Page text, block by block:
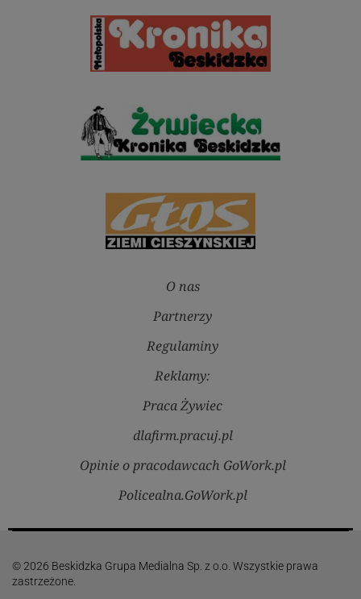
O nas
Partnerzy
Regulaminy
Reklamy:
Praca Żywiec
dlafirm.pracuj.pl
Opinie o pracodawcach GoWork.pl
Policealna.GoWork.pl
© 2026 Beskidzka Grupa Medialna Sp. z o.o. Wszystkie prawa
zastrzeżone.